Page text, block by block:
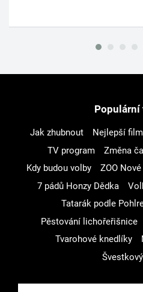
Populární
Jak zhubnout Nejlepší
TV program
Změna
Kdy budou volby
ZOO
7 pádů Honzy Dědka
Tatarák podle
Pěstování lichořeřišnice
Tvarohové knedlíky